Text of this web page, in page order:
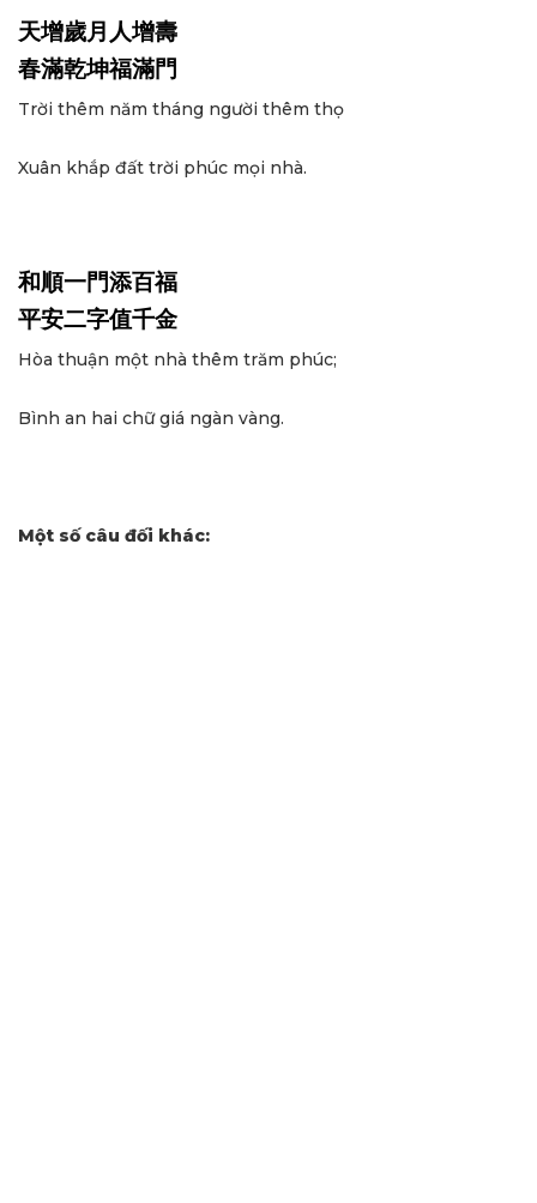
天增歲月人增壽
春滿乾坤福滿門
Trời thêm năm tháng người thêm thọ
Xuân khắp đất trời phúc mọi nhà.
和順一門添百福
平安二字值千金
Hòa thuận một nhà thêm trăm phúc;
Bình an hai chữ giá ngàn vàng.
Một số câu đối khác: